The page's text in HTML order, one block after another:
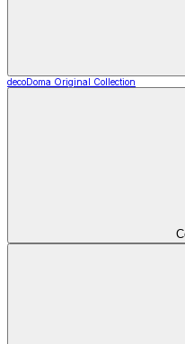
decoDoma Original Collection